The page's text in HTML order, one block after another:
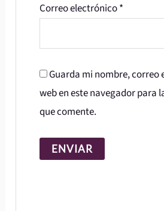
Correo electrónico*
Guarda mi nombre, correo
web en este navegador para
que comente.